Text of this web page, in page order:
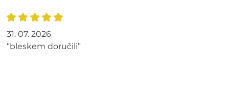
31. 07. 2026
“bleskem doručili”